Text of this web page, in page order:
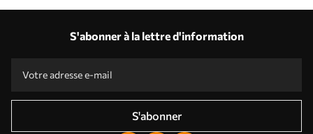
S'abonner à la lettre d'information
S'abonner